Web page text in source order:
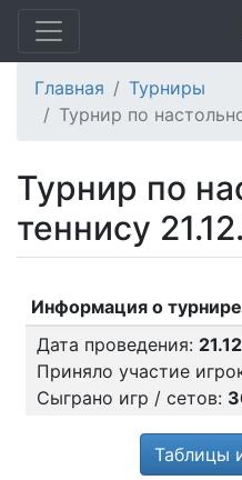
Главная
Турниры
Турнир по
Турнир по
теннису
Информация о турнире
Дата проведения:
Приняло участие
Сыграно игр / сетов:
Таблицы